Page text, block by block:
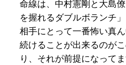
命線は、中村憲剛と大島
を握れるダブルボランチ
相手にとって一番怖い真
続けることが出来るのが
り、それが前提になって